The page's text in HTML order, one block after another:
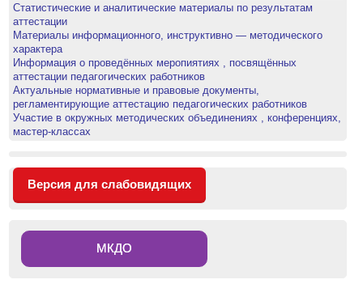
Статистические и аналитические материалы по результатам
аттестации
Материалы информационного, инструктивно — методического
характера
Информация о проведённых меропиятиях , посвящённых
аттестации педагогических работников
Актуальные нормативные и правовые документы,
регламентирующие аттестацию педагогических работников
Участие в окружных методических объединениях , конференциях,
мастер-классах
Версия для слабовидящих
МКДО